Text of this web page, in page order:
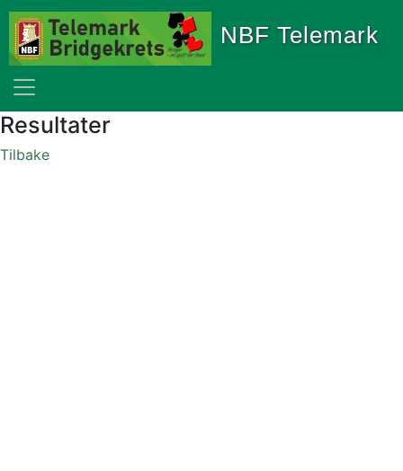
NBF Telemark
Resultater
Tilbake